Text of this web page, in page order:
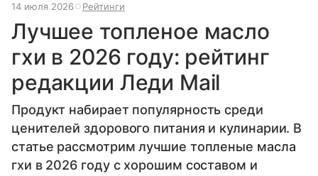
14 июля 2026 Рейтинги
Лучшее топленое масло
гхи в 2026 году: рейтинг
редакции Леди Mail
Продукт набирает популярность среди
ценителей здорового питания и кулинарии. В
статье рассмотрим лучшие топленые масла
гхи в 2026 году с хорошим составом и